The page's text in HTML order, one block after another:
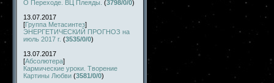
О Переходе. ВЦ Плеяды. (3798/0/0)
13.07.2017
[Группа Метасинтез]
ЭНЕРГЕТИЧЕСКИЙ ПРОГНОЗ на
июль 2017 г. (3535/0/0)
13.07.2017
[Абсолютера]
Кармические уроки. Творение
Картины Любви (3581/0/0)